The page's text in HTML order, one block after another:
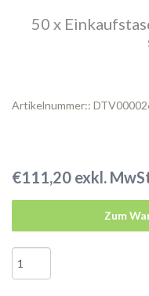
50 x
Artikelnummer::
€111,20 exkl.
Zum